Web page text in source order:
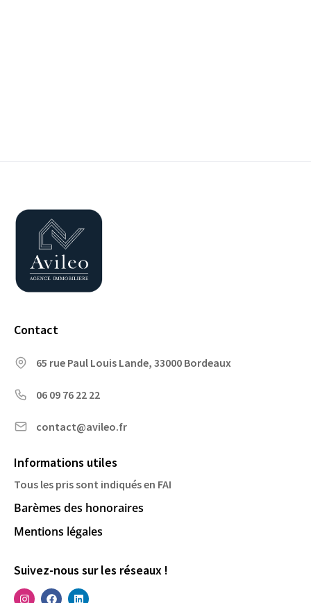
Contact
65 rue Paul Louis Lande, 33000 Bordeaux
06 09 76 22 22
contact@avileo.fr
Informations utiles
Tous les pris sont indiqués en FAI
Barèmes des honoraires
Mentions légales
Suivez-nous sur les réseaux !